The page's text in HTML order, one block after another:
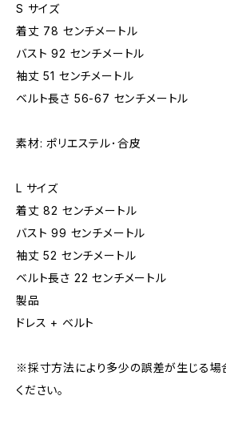
S サイズ
着丈 78 センチメートル
バスト 92 センチメートル
袖丈 51 センチメートル
ベルト長さ 56-67 センチメートル
素材: ポリエステル･合皮
L サイズ
着丈 82 センチメートル
バスト 99 センチメートル
袖丈 52 センチメートル
ベルト長さ 22 センチメートル
製品
ドレス + ベルト
※採寸方法により多少の誤差が生じる場
ください。